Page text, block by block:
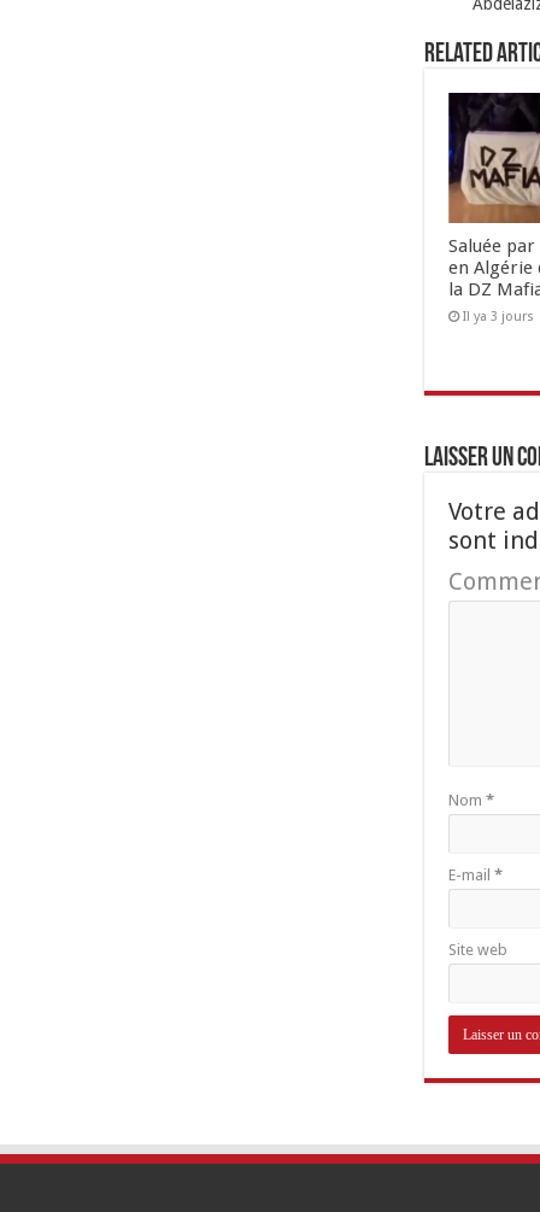
Related
Saluée
en Algérie
la DZ
Il ya 3 jours
Laisser un
Votre
sont
Nom *
E-mail *
Site web